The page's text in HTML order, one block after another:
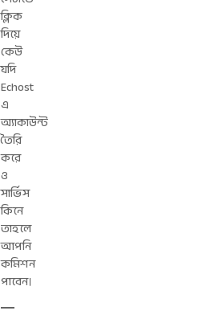
ক্লিক
দিয়ে
কেউ
যদি
Echost
এ
অ্যাকাউন্ট
তৈরি
করে
ও
সার্ভিস
কিনে
তাহলে
আপনি
কমিশন
পাবেন।